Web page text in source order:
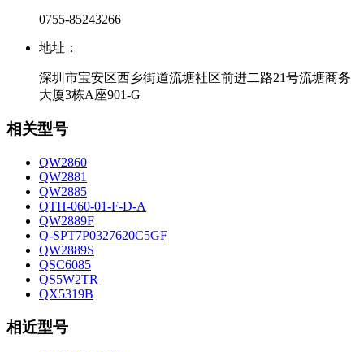
0755-85243266
地址：
深圳市宝安区西乡街道流塘社区前进二路21号流塘商务
大厦3栋A座901-G
相关型号
QW2860
QW2881
QW2885
QTH-060-01-F-D-A
QW2889F
Q-SPT7P0327620C5GF
QW2889S
QSC6085
QS5W2TR
QX5319B
相近型号